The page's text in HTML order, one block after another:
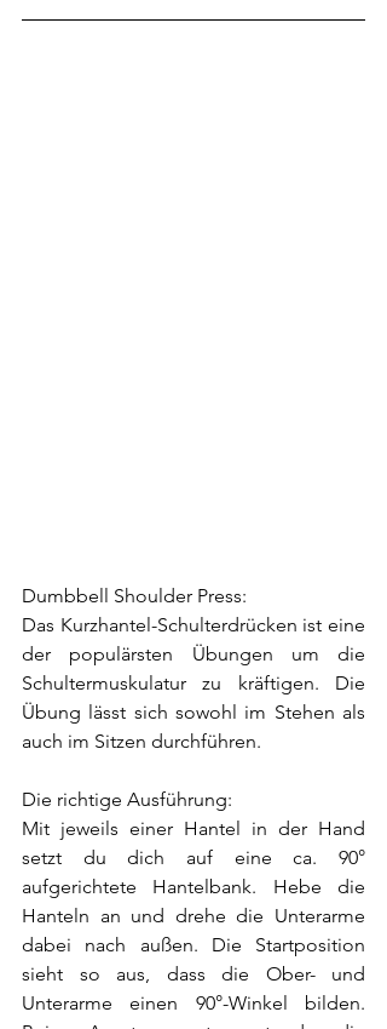
Dumbbell Shoulder Press:
Das Kurzhantel-Schulterdrücken ist eine
der populärsten Übungen um die
Schultermuskulatur zu kräftigen. Die
Übung lässt sich sowohl im Stehen als
auch im Sitzen durchführen.
Die richtige Ausführung:
Mit jeweils einer Hantel in der Hand
setzt du dich auf eine ca. 90°
aufgerichtete Hantelbank. Hebe die
Hanteln an und drehe die Unterarme
dabei nach außen. Die Startposition
sieht so aus, dass die Ober- und
Unterarme einen 90°-Winkel bilden.